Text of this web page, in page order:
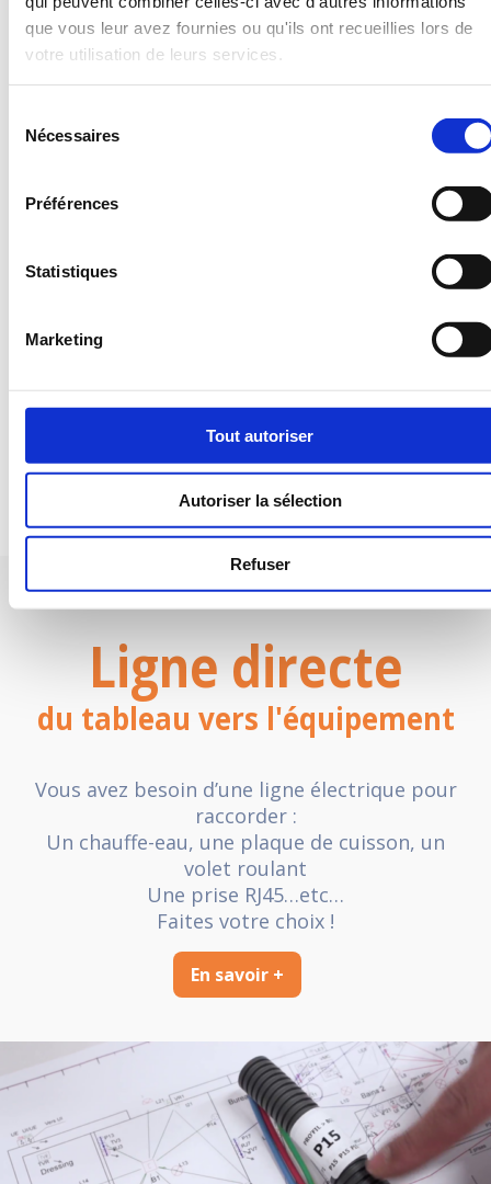
que vous leur avez fournies ou qu'ils ont recueillies lors de
votre utilisation de leurs services.
Nécessaires
Préférences
Statistiques
Marketing
Tout autoriser
Autoriser la sélection
Refuser
Configurez votre pieuvre électrique
Ligne directe
du tableau vers l'équipement
Vous avez besoin d’une ligne électrique pour
raccorder :
Un chauffe-eau, une plaque de cuisson, un
volet roulant
Une prise RJ45…etc…
Faites votre choix !
En savoir +